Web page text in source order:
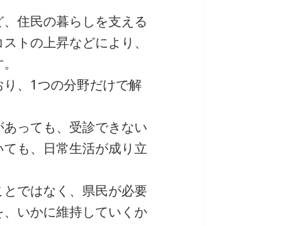
住民の暮らしを支える
トの上昇などにより、
、1つの分野だけで解
っても、受診できない
も、日常生活が成り立
ではなく、県民が必要
いかに維持していくか